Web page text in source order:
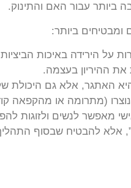
ביותר עבור האם והתינוק.
ומבטיחים ביותר:
על הירידה באיכות
(מתרומה או מהקפאה
מאפשר לנשים
אלא להבטיח שבסוף